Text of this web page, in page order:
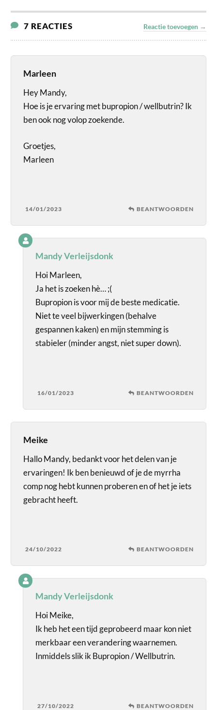
7 REACTIES Reactie toevoegen →
Marleen
Hey Mandy,
Hoe is je ervaring met bupropion / wellbutrin? Ik
ben ook nog volop zoekende.
Groetjes,
Marleen
14/01/2023 BEANTWOORDEN
Mandy Verleijsdonk
Hoi Marleen,
Ja het is zoeken hè… ;(
Bupropion is voor mij de beste medicatie.
Niet te veel bijwerkingen (behalve
gespannen kaken) en mijn stemming is
stabieler (minder angst, niet super down).
16/01/2023 BEANTWOORDEN
Meike
Hallo Mandy, bedankt voor het delen van je
ervaringen! Ik ben benieuwd of je de myrrha
comp nog hebt kunnen proberen en of het je iets
gebracht heeft.
24/10/2022 BEANTWOORDEN
Mandy Verleijsdonk
Hoi Meike,
Ik heb het een tijd geprobeerd maar kon niet
merkbaar een verandering waarnemen.
Inmiddels slik ik Bupropion / Wellbutrin.
27/10/2022 BEANTWOORDEN